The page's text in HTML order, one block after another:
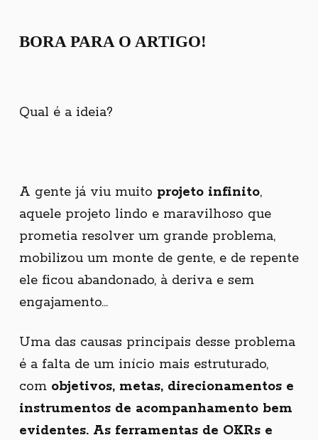
BORA PARA O ARTIGO!
Qual é a ideia?
A gente já viu muito projeto infinito,
aquele projeto lindo e maravilhoso que
prometia resolver um grande problema,
mobilizou um monte de gente, e de repente
ele ficou abandonado, à deriva e sem
engajamento...
Uma das causas principais desse problema
é a falta de um início mais estruturado,
com objetivos, metas, direcionamentos e
instrumentos de acompanhamento bem
evidentes. As ferramentas de OKRs e